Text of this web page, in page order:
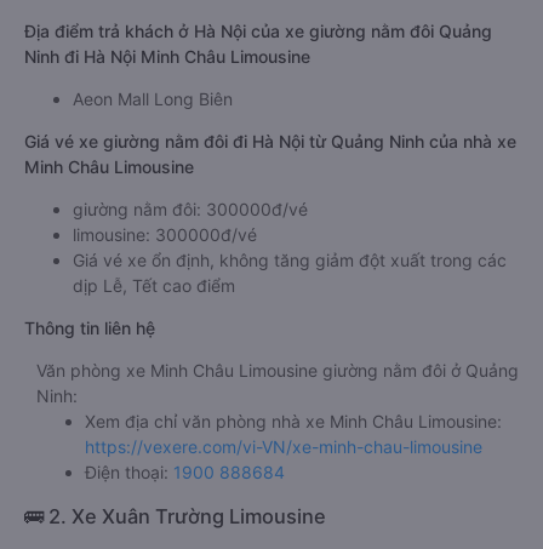
Địa điểm trả khách ở Hà Nội của xe giường nằm đôi Quảng
Ninh đi Hà Nội Minh Châu Limousine
Aeon Mall Long Biên
Giá vé xe giường nằm đôi đi Hà Nội từ Quảng Ninh của nhà xe
Minh Châu Limousine
giường nằm đôi: 300000đ/vé
limousine: 300000đ/vé
Giá vé xe ổn định, không tăng giảm đột xuất trong các
dịp Lễ, Tết cao điểm
Thông tin liên hệ
Văn phòng xe Minh Châu Limousine giường nằm đôi ở Quảng
Ninh:
Xem địa chỉ văn phòng nhà xe Minh Châu Limousine:
https://vexere.com/vi-VN/xe-minh-chau-limousine
Điện thoại: 1900 888684
🚌 2. Xe Xuân Trường Limousine